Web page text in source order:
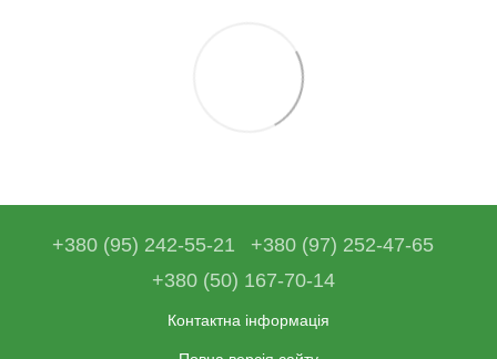
+380 (95) 242-55-21
+380 (97) 252-47-65
+380 (50) 167-70-14
Контактна інформація